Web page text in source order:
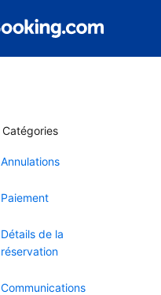
Catégories
Annulations
Paiement
Détails de la
réservation
Communications